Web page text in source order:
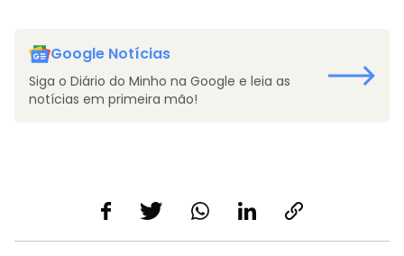
Google Notícias
Siga o Diário do Minho na Google e leia as
notícias em primeira mão!